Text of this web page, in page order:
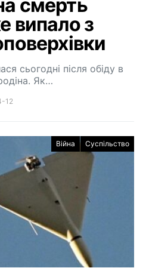
смерть
випало з
сьогодні після обіду в
Як…
12
Війна Суспільство